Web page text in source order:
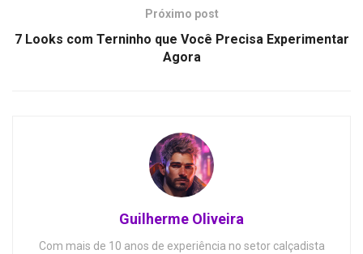
Próximo post
7 Looks com Terninho que Você Precisa Experimentar
Agora
Guilherme Oliveira
Com mais de 10 anos de experiência no setor calçadista